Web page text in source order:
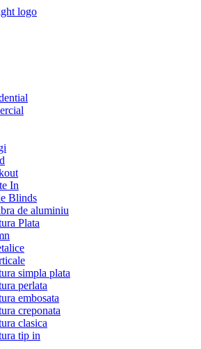
In
Blinds
de aluminiu
Plata
simpla plata
perlata
embosata
creponata
clasica
tip in